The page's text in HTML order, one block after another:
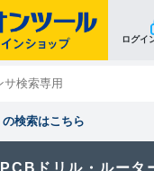
ログイ
の検索はこちら
クイックオーダー